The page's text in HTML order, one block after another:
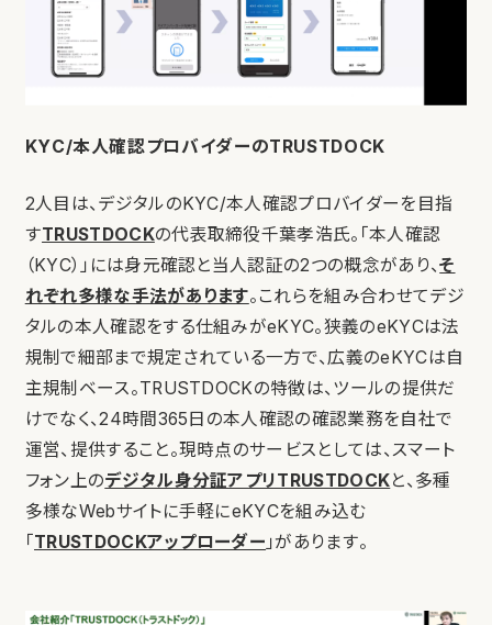
KYC/本人確認プロバイダーのTRUSTDOCK
2人目は、デジタルのKYC/本人確認プロバイダーを目指
すTRUSTDOCKの代表取締役千葉孝浩氏。「本人確認
（KYC）」には身元確認と当人認証の2つの概念があり、そ
れぞれ多様な手法があります。これらを組み合わせてデジ
タルの本人確認をする仕組みがeKYC。狭義のeKYCは法
規制で細部まで規定されている一方で、広義のeKYCは自
主規制ベース。TRUSTDOCKの特徴は、ツールの提供だ
けでなく、24時間365日の本人確認の確認業務を自社で
運営、提供すること。現時点のサービスとしては、スマート
フォン上のデジタル身分証アプリTRUSTDOCKと、多種
多様なWebサイトに手軽にeKYCを組み込む
「 TRUSTDOCKアップローダー 」があります。